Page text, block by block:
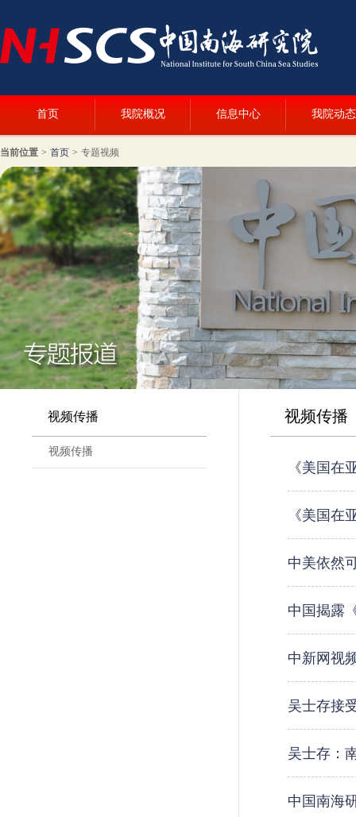
首页 我院概况 信息中心 我院动态
当前位置 > 首页 > 专题视频
视频传播
视频传播
视频传播
《美国
《美国
中美依然
中国揭露
中新网视
吴士存接
吴士存：
中国南海